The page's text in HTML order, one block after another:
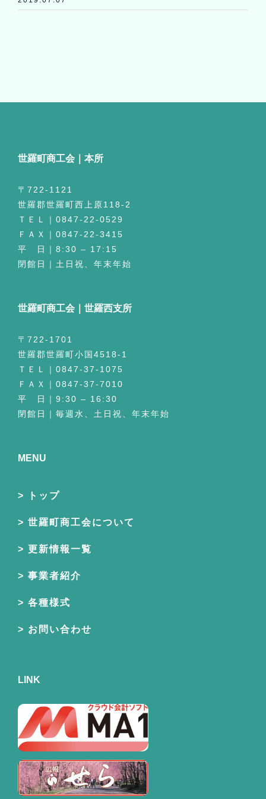
世羅町商工会｜本所
〒722-1121
世羅郡世羅町西上原118-2
ＴＥＬ｜0847-22-0529
ＦＡＸ｜0847-22-3415
平 日｜8:30 – 17:15
閉館日｜土日祝、年末年始
世羅町商工会｜世羅西支所
〒722-1701
世羅郡世羅町小国4518-1
ＴＥＬ｜0847-37-1075
ＦＡＸ｜0847-37-7010
平 日｜9:30 – 16:30
閉館日｜毎週水、土日祝、年末年始
MENU
トップ
世羅町商工会について
更新情報一覧
事業者紹介
各種様式
お問い合わせ
LINK